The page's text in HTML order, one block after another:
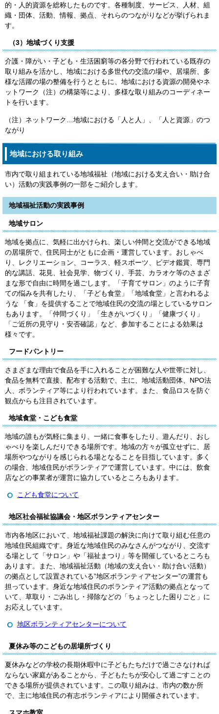
的・人的資源を総称したものです。各種制度、サービス、人材、組
織・団体、活動、情報、拠点、それらのつながりなどが挙げられま
す。
（3）地域づくり支援
介護・障がい・子ども・生活困窮等の各分野で行われている既存の
取り組みを活かし、地域における多世代の交流の場や、居場所、多
様な活躍の場の整備を行うとともに、地域における資源の開発やネ
ットワーク（注）の構築等により、多様な取り組みのコーディネー
トを行います。
（注）ネットワーク…地域における「人と人」、「人と資源」のつ
ながり
地域における取り組み
市内で取り組まれている地域福祉（地域における支え合い・助け合
い）活動の実践事例の一部をご紹介します。
地域福祉活動の実践事例
地域サロン
地域を拠点に、気軽に出かけられ、楽しい仲間と交流ができる地域
の居場所で、住民同士がともに企画・運営しています。おしゃべ
り、レクリエーション、コーラス、軽スポーツ、ビデオ鑑賞、専門
的な講話、花見、社会見学、物づくり、手芸、カラオケ等のさまざ
まな形で自由に時間を過ごします。「子育てサロン」のように子育
ての悩みを共有したり、「子ども食堂」「地域食堂」と言われるよ
うな 「食」を提供することで地域住民の交流の場としているサロン
もあります。「仲間づくり」「生きがいづくり」「健康づくり」
「ご近所の見守り・安否確認」など、参加することによる効果は
様々です。
フードパントリー
さまざまな理由で食品を手に入れることが困難な人や世帯に対し、
食品を無料で直接、配布する活動で、主に、地域活動団体、NPO法
人、ボランティア等により行われています。また、食品ロスを防ぐ
観点からも注目されています。
地域食堂・こども食堂
地域の誰もが気軽に集まり、一緒に食事をしたり、遊んだり、おし
ゃべりを楽しんだりできる場所です。地域の方々が孤立せずに、居
場所やつながりを感じられる場となることを目指しています。多く
の場合、地域住民がボランティアで運営しています。中には、飲食
店などの事業者が運営に協力しているところもあります。
こども食堂について
地区社会福祉協議会・地区ボランティアセンター
市内各地区において、地域福祉課題の解決に向けて取り組む任意の
地域住民組織です。身近な地域住民のみなさんがつながり、交流す
る場として「サロン」や「福祉まつり」等を開催しているところも
あります。また、地域福祉活動（地域の支え合い・助け合い活動）
の拠点として設置されている”地区ボランティアセンター”の運営も
担っています。身近な地域住民のボランティア活動の拠点となって
いて、草取り・ごみ出し・掃除などの「ちょっとした困りごと」に
お応えしています。
地区ボランティアセンターについて
夏休み等のこどもの居場所づくり
夏休みなどの学校の長期休暇中に子どもたちだけで過ごさなければ
ならない家庭があることから、子どもたちが安心して過ごすことの
できる場所が提供されています。この取り組みは、市内の数か所
で、主に地域住民の有志ボランティアにより開催されています。